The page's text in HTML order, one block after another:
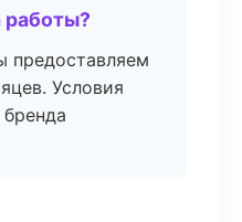
работы?
предоставляем
Условия
бренда